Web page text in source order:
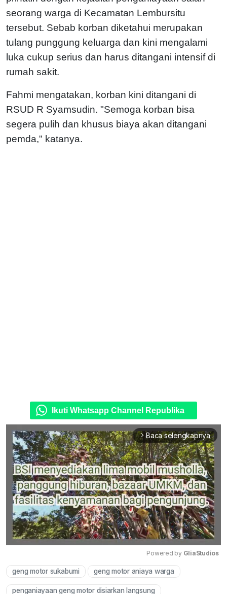
seorang warga di Kecamatan Lembursitu
tersebut. Sebab korban diketahui merupakan
tulang punggung keluarga dan kini mengalami
luka cukup serius dan harus ditangani intensif di
rumah sakit.
Fahmi mengatakan, korban kini ditangani di
RSUD R Syamsudin. "Semoga korban bisa
segera pulih dan khusus biaya akan ditangani
pemda," katanya.
Ikuti Whatsapp Channel Republika
arrow_forward_ios Baca selengkapnya
Powered by GliaStudios
geng motor sukabumi geng motor aniaya warga
penganiayaan geng motor disiarkan langsung